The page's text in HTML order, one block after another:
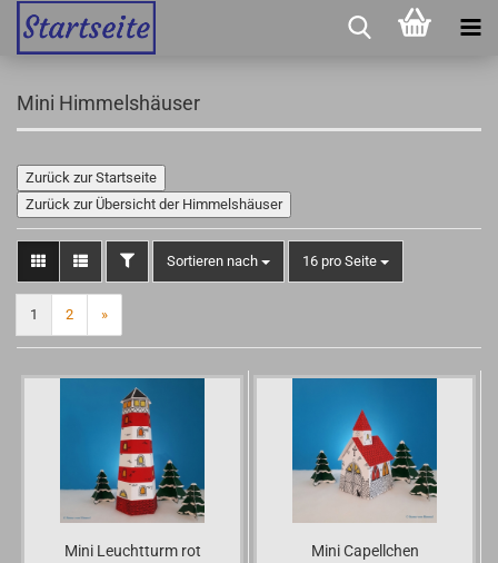
Mini Himmelshäuser
Zurück zur Startseite
Zurück zur Übersicht der Himmelshäuser
FILTERSortieren nach
Sortieren nach 16 pro Seite
pro Seite
1 2 »
Mini Leuchtturm rot
Mini Capellchen